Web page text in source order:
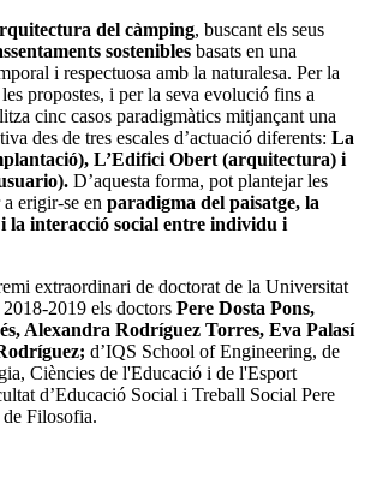
del càmping, buscant els seus
sostenibles basats en una
i respectuosa amb la naturalesa. Per la
propostes, i per la seva evolució fins a
cinc casos paradigmàtics mitjançant una
des de tres escales d’actuació diferents: La
L’Edifici Obert (arquitectura) i
D’aquesta forma, pot plantejar les
erigir-se en paradigma del paisatge, la
la interacció social entre individu i
extraordinari de doctorat de la Universitat
2019 els doctors Pere Dosta Pons,
Alexandra Rodríguez Torres, Eva Palasí
d’IQS School of Engineering, de
Ciències de l'Educació i de l'Esport
d’Educació Social i Treball Social Pere
Filosofia.